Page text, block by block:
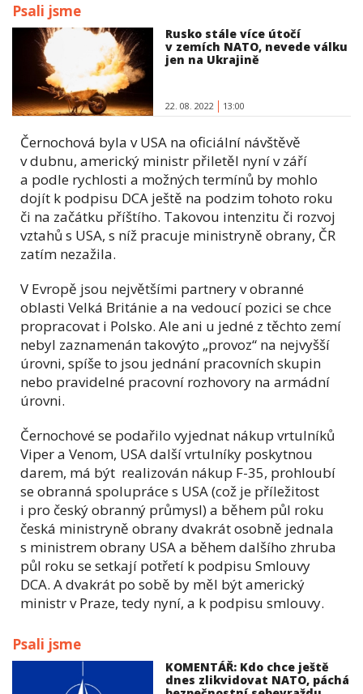
Psali jsme
Rusko stále více útočí
v zemích NATO, nevede válku
jen na Ukrajině
22. 08. 2022 13:00
Černochová byla v USA na oficiální návštěvě
v dubnu, americký ministr přiletěl nyní v září
a podle rychlosti a možných termínů by mohlo
dojít k podpisu DCA ještě na podzim tohoto roku
či na začátku příštího. Takovou intenzitu či rozvoj
vztahů s USA, s níž pracuje ministryně obrany, ČR
zatím nezažila.
V Evropě jsou největšími partnery v obranné
oblasti Velká Británie a na vedoucí pozici se chce
propracovat i Polsko. Ale ani u jedné z těchto zemí
nebyl zaznamenán takovýto „provoz“ na nejvyšší
úrovni, spíše to jsou jednání pracovních skupin
nebo pravidelné pracovní rozhovory na armádní
úrovni.
Černochové se podařilo vyjednat nákup vrtulníků
Viper a Venom, USA další vrtulníky poskytnou
darem, má být realizován nákup F-35, prohloubí
se obranná spolupráce s USA (což je příležitost
i pro český obranný průmysl) a během půl roku
česká ministryně obrany dvakrát osobně jednala
s ministrem obrany USA a během dalšího zhruba
půl roku se setkají potřetí k podpisu Smlouvy
DCA. A dvakrát po sobě by měl být americký
ministr v Praze, tedy nyní, a k podpisu smlouvy.
Psali jsme
KOMENTÁŘ: Kdo chce ještě
dnes zlikvidovat NATO, páchá